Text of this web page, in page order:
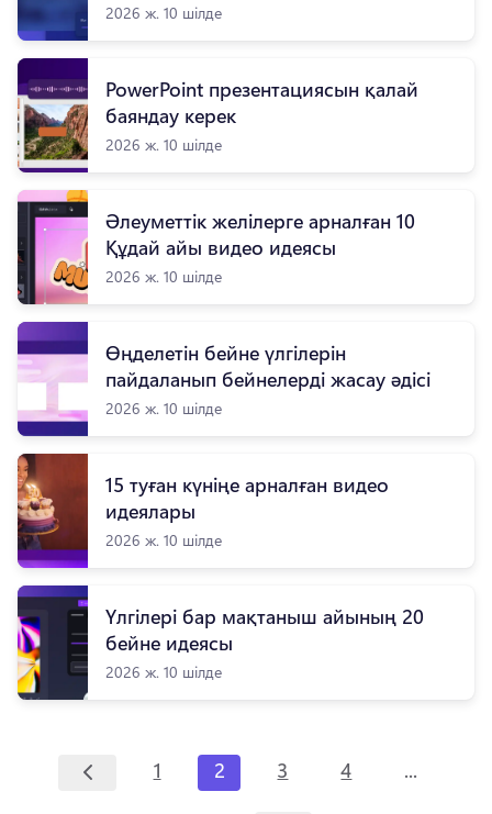
2026 ж. 10 шілде
PowerPoint презентациясын қалай
баяндау керек
2026 ж. 10 шілде
Әлеуметтік желілерге арналған 10
Құдай айы видео идеясы
2026 ж. 10 шілде
Өңделетін бейне үлгілерін
пайдаланып бейнелерді жасау әдісі
2026 ж. 10 шілде
15 туған күніңе арналған видео
идеялары
2026 ж. 10 шілде
Үлгілері бар мақтаныш айының 20
бейне идеясы
2026 ж. 10 шілде
1 2 3 4 ...